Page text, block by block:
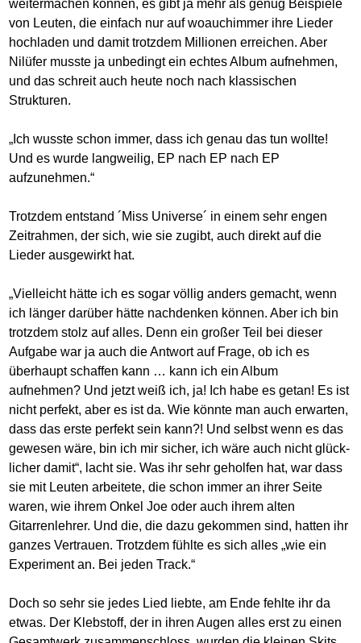
weitermachen können, es gibt ja mehr als genug Beispiele
von Leuten, die einfach nur auf woauchimmer ihre Lieder
hochladen und damit trotzdem Millionen erreichen. Aber
Nilüfer musste ja unbedingt ein echtes Album aufnehmen,
und das schreit auch heute noch nach klassischen
Strukturen.
„Ich wusste schon immer, dass ich genau das tun wollte!
Und es wurde langweilig, EP nach EP nach EP
aufzunehmen.“
Trotzdem entstand ´Miss Universe´ in einem sehr engen
Zeitrahmen, der sich, wie sie zugibt, auch direkt auf die
Lieder ausgewirkt hat.
„Vielleicht hätte ich es sogar völlig anders gemacht, wenn
ich länger darüber hätte nachdenken können. Aber ich bin
trotzdem stolz auf alles. Denn ein großer Teil bei dieser
Aufgabe war ja auch die Antwort auf Frage, ob ich es
überhaupt schaffen kann … kann ich ein Album
aufnehmen? Und jetzt weiß ich, ja! Ich habe es getan! Es ist
nicht perfekt, aber es ist da. Wie könnte man auch erwarten,
dass das erste perfekt sein kann?! Und selbst wenn es das
gewesen wäre, bin ich mir sicher, ich wäre auch nicht glück-
licher damit“, lacht sie. Was ihr sehr geholfen hat, war dass
sie mit Leuten arbeitete, die schon immer an ihrer Seite
waren, wie ihrem Onkel Joe oder auch ihrem alten
Gitarrenlehrer. Und die, die dazu gekommen sind, hatten ihr
ganzes Vertrauen. Trotzdem fühlte es sich alles „wie ein
Experiment an. Bei jeden Track.“
Doch so sehr sie jedes Lied liebte, am Ende fehlte ihr da
etwas. Der Klebstoff, der in ihren Augen alles erst zu einen